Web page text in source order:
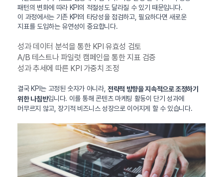
패턴의 변화에 따라 KPI의 적절성도 달라질 수 있기 때문입니다.
이 과정에서는 기존 KPI의 타당성을 점검하고, 필요하다면 새로운
지표를 도입하는 유연성이 중요합니다.
성과 데이터 분석을 통한 KPI 유효성 검토
A/B 테스트나 파일럿 캠페인을 통한 지표 검증
성과 추세에 따른 KPI 가중치 조정
결국 KPI는 고정된 숫자가 아니라,전략적 방향을 지속적으로 조정하기
위한 나침반입니다. 이를 통해 콘텐츠 마케팅 활동이 단기 성과에
머무르지 않고, 장기적 비즈니스 성장으로 이어지게 할 수 있습니다.